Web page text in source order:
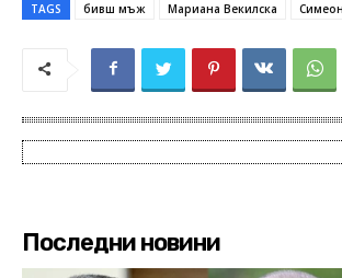
TAGS бивш мъж Мариана Векилска
Последни новини